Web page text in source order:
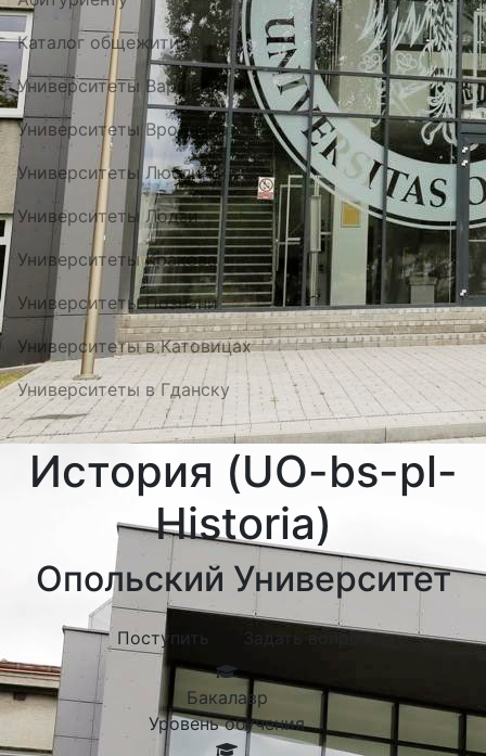
Каталог общежитий
Университеты Варшавы
Университеты Вроцлава
Университеты Люблина
Университеты Лодзи
Университеты Кракова
Университеты Познани
Университеты в Катовицах
Университеты в Гданску
История (UO-bs-pl-
Historia)
Опольский Университет
Поступить Задать вопрос
Бакалавр
Уровень обучения